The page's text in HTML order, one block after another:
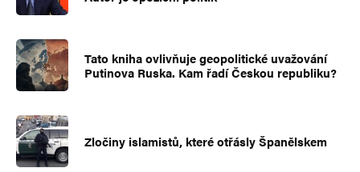
Tato kniha ovlivňuje geopolitické uvažování
Putinova Ruska. Kam řadí Českou republiku?
Zločiny islamistů, které otřásly Španělskem